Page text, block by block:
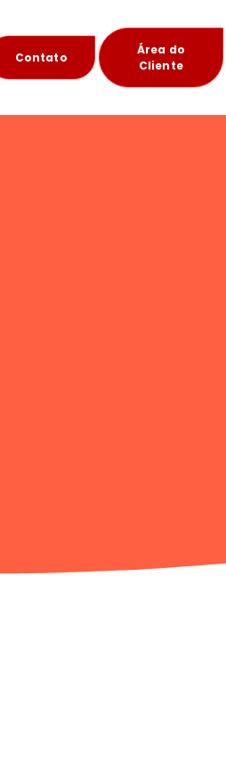
Contato
Área do
Cliente